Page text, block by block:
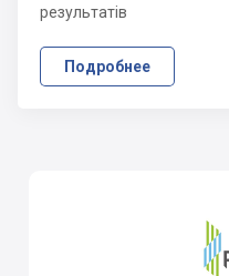
результатів
Подробнее